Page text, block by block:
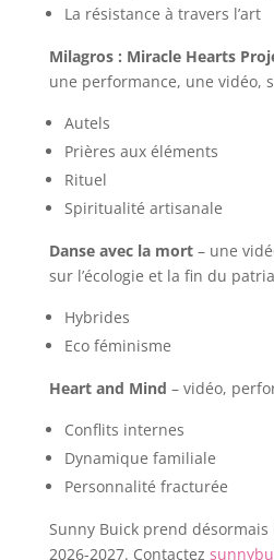
La résistance à travers l’art
Milagros : Miracle Hearts
une performance, une vidéo,
Autels
Prières aux éléments
Rituel
Spiritualité artisanale
Danse avec la mort– une
sur l’écologie et la fin du
Hybrides
Eco féminisme
Heart and Mind – vidéo,
Conflits internes
Dynamique familiale
Personnalité fracturée
Sunny Buick prend
2026-2027. Contactez